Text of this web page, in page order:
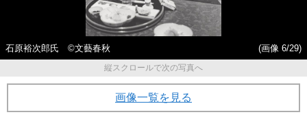
石原裕次郎氏 ©文藝春秋
(画像 6/29)
縦スクロールで次の写真へ
画像一覧を見る